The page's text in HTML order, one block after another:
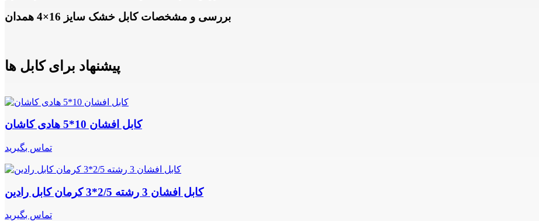
بررسی و مشخصات کابل خشک سایز 16×4 همدان
پیشنهاد برای کابل ها
کابل افشان 10*5 هادی کاشان
تماس بگیرید
کابل افشان 3 رشته 2/5*3 کرمان کابل رادین
تماس بگیرید